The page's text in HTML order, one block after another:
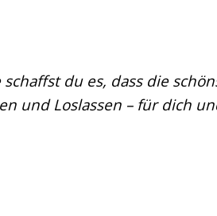
du es, dass die
und Loslassen – für dich